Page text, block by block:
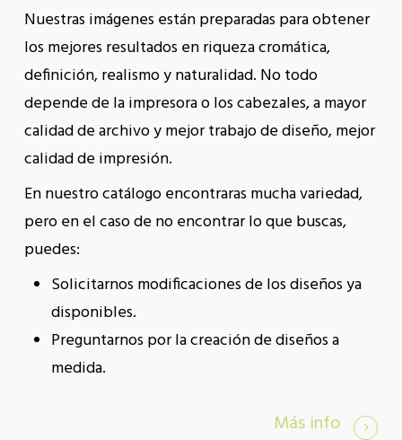
Nuestras imágenes están preparadas para obtener
los mejores resultados en riqueza cromática,
definición, realismo y naturalidad. No todo
depende dela impresora olos cabezales,a mayor
calidad de archivo y mejor trabajo de diseño, mejor
calidad de impresión.
En nuestro catálogoencontraras mucha variedad,
pero en el caso denoencontrarlo que buscas,
puedes:
Solicitarnos modificaciones de los diseños ya
disponibles.
Preguntarnos por la creación de diseños a
medida.
Más info